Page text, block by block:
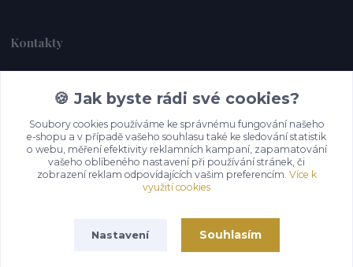
Kontakty
Andrea Smělíková
+420 721 115 911
(Po-Pá, 10-16 hod.)
info@gazelky.cz
🍪 Jak byste rádi své cookies?
Soubory cookies používáme ke správnému fungování našeho
e-shopu a v případě vašeho souhlasu také ke sledování statistik
o webu, měření efektivity reklamních kampaní, zapamatování
vašeho oblíbeného nastavení při používání stránek, či
zobrazení reklam odpovídajících vašim preferencím. Více k
využití cookies
Nastavení Souhlasím